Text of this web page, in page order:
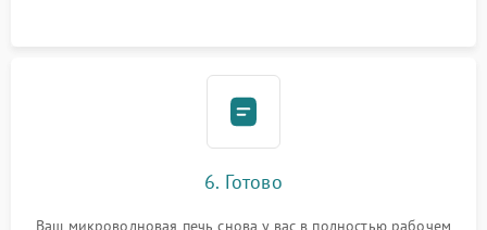
6. Готово
Ваш микроволновая печь снова у вас в полностью рабочем